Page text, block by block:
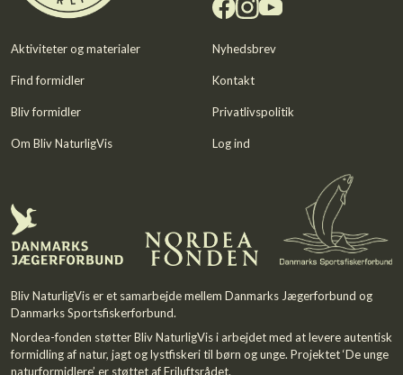
Aktiviteter og materialer Nyhedsbrev
Find formidler Kontakt
Bliv formidler Privatlivspolitik
Om Bliv NaturligVis Log ind
Bliv NaturligVis er et samarbejde mellem Danmarks Jægerforbund og
Danmarks Sportsfiskerforbund.
Nordea-fonden støtter Bliv NaturligVis i arbejdet med at levere autentisk
formidling af natur, jagt og lystfiskeri til børn og unge. Projektet ‘De unge
naturformidlere’ er støttet afFriluftsrådet.